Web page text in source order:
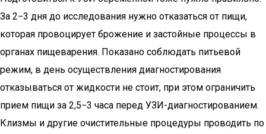
За 2−3 дня до исследования нужно отказаться от пищи,
которая провоцирует брожение и застойные процессы в
органах пищеварения. Показано соблюдать питьевой
режим, в день осуществления диагностирования
отказываться от жидкости не стоит, при этом ограничить
прием пищи за 2,5−3 часа перед УЗИ-диагностированием.
Клизмы и другие очистительные процедуры проводить по